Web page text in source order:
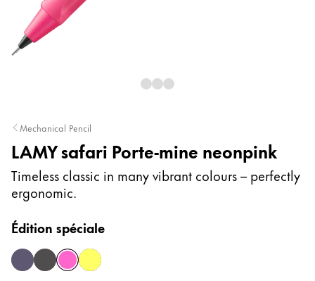
Aquarelle
Crayons de couleur
Accessoires
Recharges
Encres / effaceurs d'encre
Pièces de rechange
Taille de plume
Étuis
Carnets
Mechanical Pencil
LAMY safari Porte-mine neonpink
Timeless classic in many vibrant colours – perfectly
ergonomic.
Édition spéciale
meteorameteorite
neonpinkneonyellow